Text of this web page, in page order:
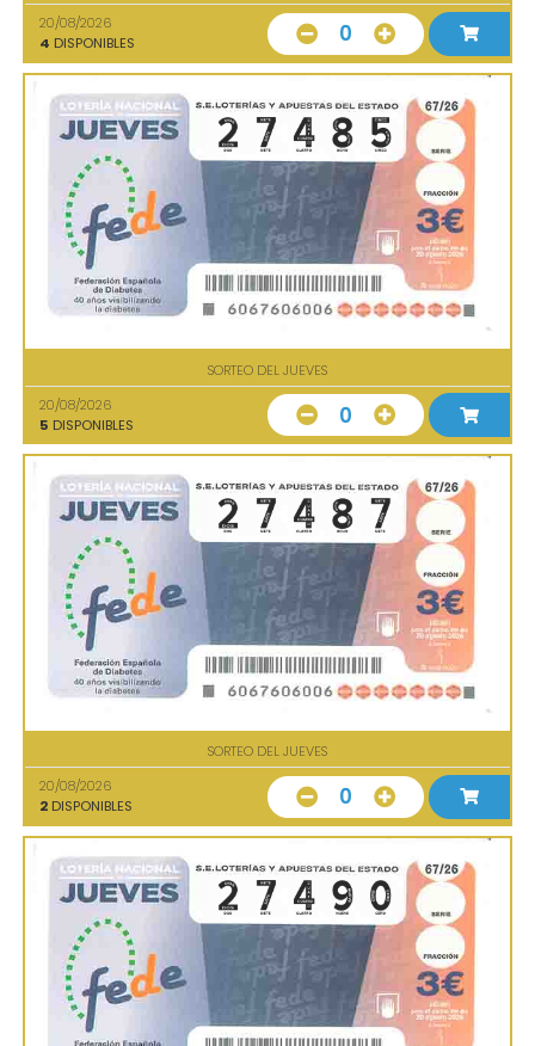
20/08/2026
4 DISPONIBLES 0
SORTEO DEL JUEVES
20/08/2026
5 DISPONIBLES 0
SORTEO DEL JUEVES
20/08/2026
2 DISPONIBLES 0